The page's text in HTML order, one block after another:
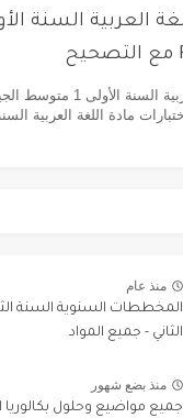
منذ عام
الثاني - جميع المواد
منذ بضع شهور
جميع مواضيع وحلول